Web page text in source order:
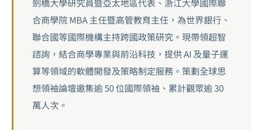
劍橋大學研究員暨亞太地區代表、浙江大學國際聯
合商學院 MBA 主任暨高管教育主任，為世界銀行、
聯合國等國際機構主持跨國政策研究。現帶領超智
諮詢，結合商學專業與前沿科技，提供 AI 及量子運
算等領域的軟體開發及策略制定服務。策劃全球思
想領袖論壇邀集逾 50 位國際領袖、累計觀眾逾 30
萬人次。